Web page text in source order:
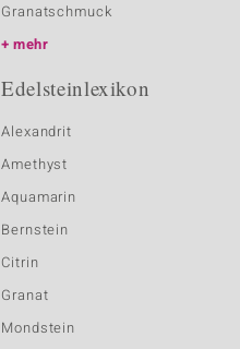
Granatschmuck
mehr
Edelsteinlexikon
Alexandrit
Amethyst
Aquamarin
Bernstein
Citrin
Granat
Mondstein